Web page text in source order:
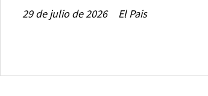
El Pais
29 de julio de 2026